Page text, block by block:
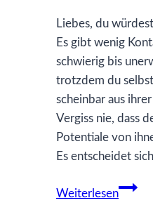
Liebes, du
Es gibt wenig
schwierig bis
trotzdem du
scheinbar aus
Vergiss nie, dass
Potentiale von
Es entscheidet
Weiterlesen
78